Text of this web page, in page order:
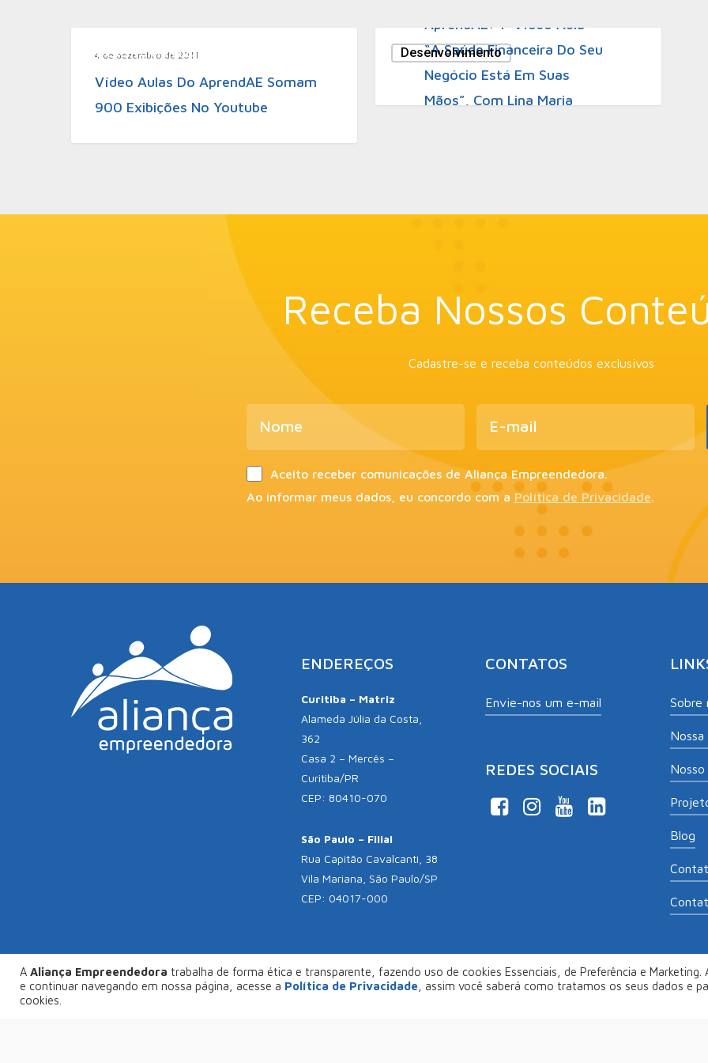
Desenvolvimento
4 de dezembro de 2011
Vídeo Aulas Do AprendAE Somam
900 Exibições No Youtube
Desenvolvimento
AprendAE: 1ª Vídeo Aula –
“A Saúde Financeira Do Seu
Negócio Está Em Suas
Mãos”, Com Lina Maria
Receba Nossos
Cadastre-se e receba conteúdos exclusivos
Aceito receber comunicações de Aliança Empreendedora.
Ao informar meus dados, eu concordo com a Política de Privacidade.
ENDEREÇOS
Curitiba – Matriz
Alameda Júlia da Costa,
362
Casa 2 – Mercês –
Curitiba/PR
CEP: 80410-070
São Paulo – Filial
Rua Capitão Cavalcanti, 38
Vila Mariana, São Paulo/SP
CEP: 04017-000
CONTATOS
Envie-nos um e-mail
REDES SOCIAIS
Sobre
Blog
© Copyright 2026Aliança Empreendedora . Desenvolvido por
A Aliança Empreendedora trabalha de forma ética e transparente, fazendo uso de cookies Essenciais, de Preferência e Marketing.
e continuar navegando em nossa página, acesse a Política de Privacidade , assim você saberá como tratamos os seus dados e
cookies.